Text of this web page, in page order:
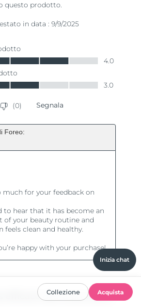
Inizia chat
Collezione Acquista